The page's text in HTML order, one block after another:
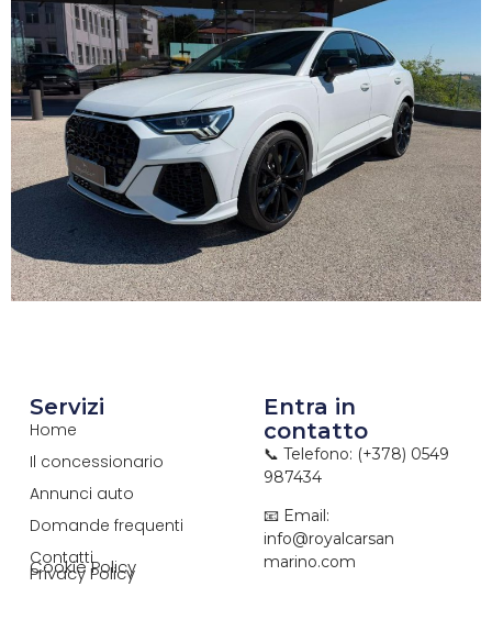
Servizi
Home
Il concessionario
Annunci auto
Domande frequenti
Contatti
Cookie Policy
Privacy Policy
Entra in
contatto
📞 Telefono: (+378) 0549
987434
📧 Email:
info@royalcarsan
marino.com